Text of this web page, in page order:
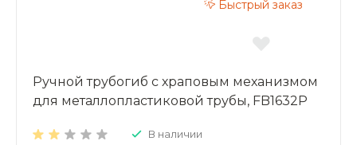
Быстрый заказ
Ручной трубогиб с храповым механизмом
для металлопластиковой трубы, FB1632P
В наличии